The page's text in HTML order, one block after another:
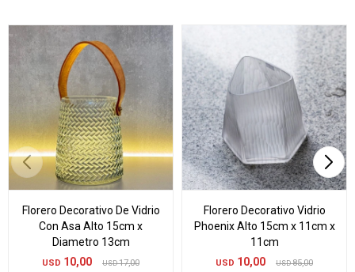
Florero Decorativo De Vidrio
Con Asa Alto 15cm x
Diametro 13cm
USD 10,00 USD 17,00
Florero Decorativo Vidrio
Phoenix Alto 15cm x 11cm x
11cm
USD 10,00 USD 85,00